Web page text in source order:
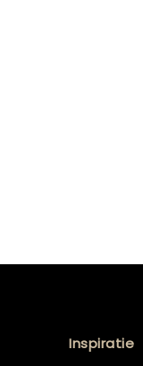
Inspiratie